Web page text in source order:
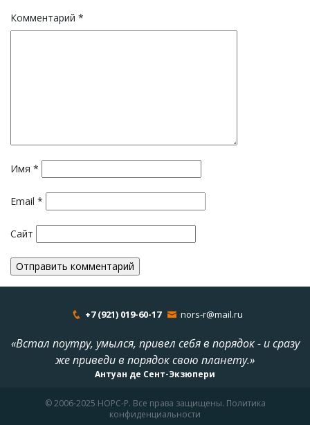
Комментарий *
Имя *
Email *
Сайт
+7 (921) 019-60-17 nors-r@mail.ru
«Встал поутру, умылся, привел себя в порядок - и сразу
же приведи в порядок свою планету.»
Антуан де Сент-Экзюпери
© 2006-2025 НОРС-Р. Все права защищены. Политика
конфиденциальности